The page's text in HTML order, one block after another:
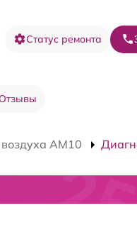
Статус ремонта
AM10